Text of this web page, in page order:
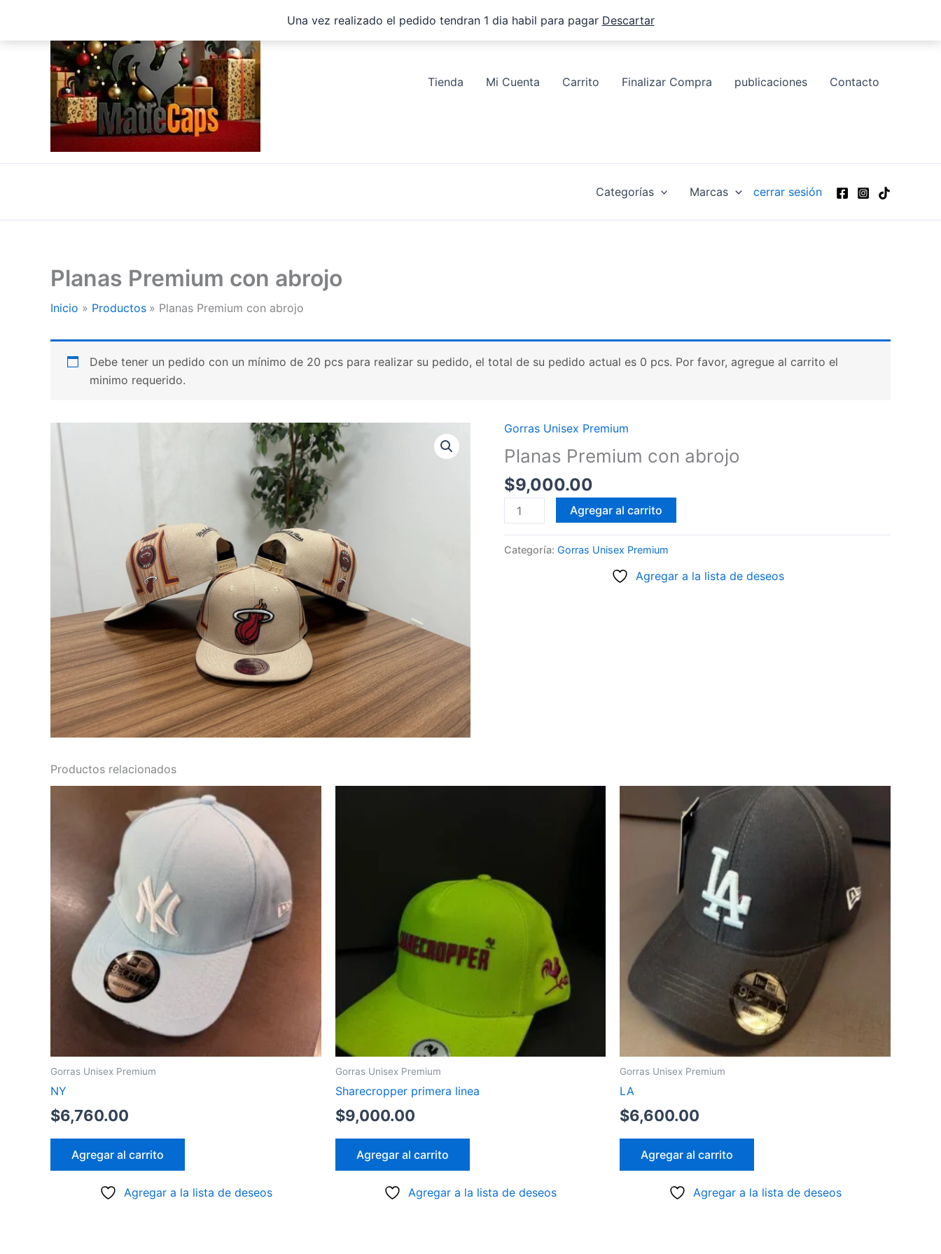
Una vez realizado el pedido tendran 1 dia habil para pagar Descartar
contenido
Tienda Mi Cuenta Carrito Finalizar Compra publicaciones Contacto
Categorías Marcas cerrar sesión
Planas Premium con abrojo
Inicio Productos Planas Premium con abrojo
Debe tener un pedido con un mínimo de 20 pcs para realizar su pedido, el total de su pedido actual es 0 pcs. Por favor, agregue al carrito el
minimo requerido.
Gorras Unisex Premium
Planas Premium con abrojo
$9,000.00
Planas
Premium
abrojo
Agregar al carrito
Categoría: Gorras Unisex Premium
Agregar a la lista de deseos
Productos relacionados
Gorras Unisex Premium
NY
$6,760.00
Agregar al carrito
Agregar a la lista de deseos
Gorras Unisex Premium
Sharecropper primera linea
$9,000.00
Agregar al carrito
Agregar a la lista de deseos
Gorras Unisex Premium
LA
$6,600.00
Agregar al carrito
Agregar a la lista de deseos